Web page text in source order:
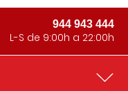
944 943 444
L-S de 9:00h a 22:00h